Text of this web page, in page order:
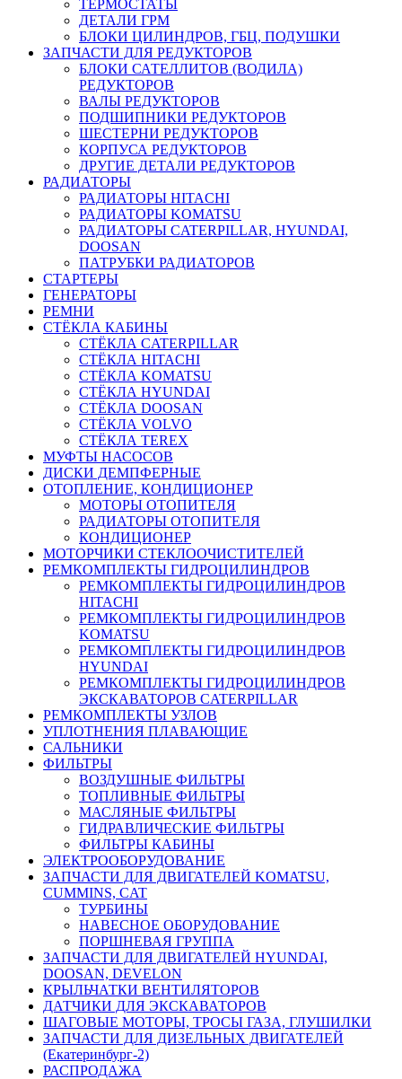
ТЕРМОСТАТЫ
ДЕТАЛИ ГРМ
БЛОКИ ЦИЛИНДРОВ, ГБЦ, ПОДУШКИ
ЗАПЧАСТИ ДЛЯ РЕДУКТОРОВ
БЛОКИ САТЕЛЛИТОВ (ВОДИЛА)
РЕДУКТОРОВ
ВАЛЫ РЕДУКТОРОВ
ПОДШИПНИКИ РЕДУКТОРОВ
ШЕСТЕРНИ РЕДУКТОРОВ
КОРПУСА РЕДУКТОРОВ
ДРУГИЕ ДЕТАЛИ РЕДУКТОРОВ
РАДИАТОРЫ
РАДИАТОРЫ HITACHI
РАДИАТОРЫ KOMATSU
РАДИАТОРЫ CATERPILLAR, HYUNDAI,
DOOSAN
ПАТРУБКИ РАДИАТОРОВ
СТАРТЕРЫ
ГЕНЕРАТОРЫ
РЕМНИ
СТЁКЛА КАБИНЫ
СТЁКЛА CATERPILLAR
СТЁКЛА HITACHI
СТЁКЛА KOMATSU
СТЁКЛА HYUNDAI
СТЁКЛА DOOSAN
СТЁКЛА VOLVO
СТЁКЛА TEREX
МУФТЫ НАСОСОВ
ДИСКИ ДЕМПФЕРНЫЕ
ОТОПЛЕНИЕ, КОНДИЦИОНЕР
МОТОРЫ ОТОПИТЕЛЯ
РАДИАТОРЫ ОТОПИТЕЛЯ
КОНДИЦИОНЕР
МОТОРЧИКИ СТЕКЛООЧИСТИТЕЛЕЙ
РЕМКОМПЛЕКТЫ ГИДРОЦИЛИНДРОВ
РЕМКОМПЛЕКТЫ ГИДРОЦИЛИНДРОВ
HITACHI
РЕМКОМПЛЕКТЫ ГИДРОЦИЛИНДРОВ
KOMATSU
РЕМКОМПЛЕКТЫ ГИДРОЦИЛИНДРОВ
HYUNDAI
РЕМКОМПЛЕКТЫ ГИДРОЦИЛИНДРОВ
ЭКСКАВАТОРОВ CATERPILLAR
РЕМКОМПЛЕКТЫ УЗЛОВ
УПЛОТНЕНИЯ ПЛАВАЮЩИЕ
САЛЬНИКИ
ФИЛЬТРЫ
ВОЗДУШНЫЕ ФИЛЬТРЫ
ТОПЛИВНЫЕ ФИЛЬТРЫ
МАСЛЯНЫЕ ФИЛЬТРЫ
ГИДРАВЛИЧЕСКИЕ ФИЛЬТРЫ
ФИЛЬТРЫ КАБИНЫ
ЭЛЕКТРООБОРУДОВАНИЕ
ЗАПЧАСТИ ДЛЯ ДВИГАТЕЛЕЙ KOMATSU,
CUMMINS, CAT
ТУРБИНЫ
НАВЕСНОЕ ОБОРУДОВАНИЕ
ПОРШНЕВАЯ ГРУППА
ЗАПЧАСТИ ДЛЯ ДВИГАТЕЛЕЙ HYUNDAI,
DOOSAN, DEVELON
КРЫЛЬЧАТКИ ВЕНТИЛЯТОРОВ
ДАТЧИКИ ДЛЯ ЭКСКАВАТОРОВ
ШАГОВЫЕ МОТОРЫ, ТРОСЫ ГАЗА, ГЛУШИЛКИ
ЗАПЧАСТИ ДЛЯ ДИЗЕЛЬНЫХ ДВИГАТЕЛЕЙ
(Екатеринбург-2)
РАСПРОДАЖА